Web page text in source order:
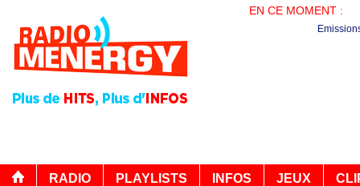
EN CE MOMENT :
RADIO PLAYLISTS INFOS JEUX